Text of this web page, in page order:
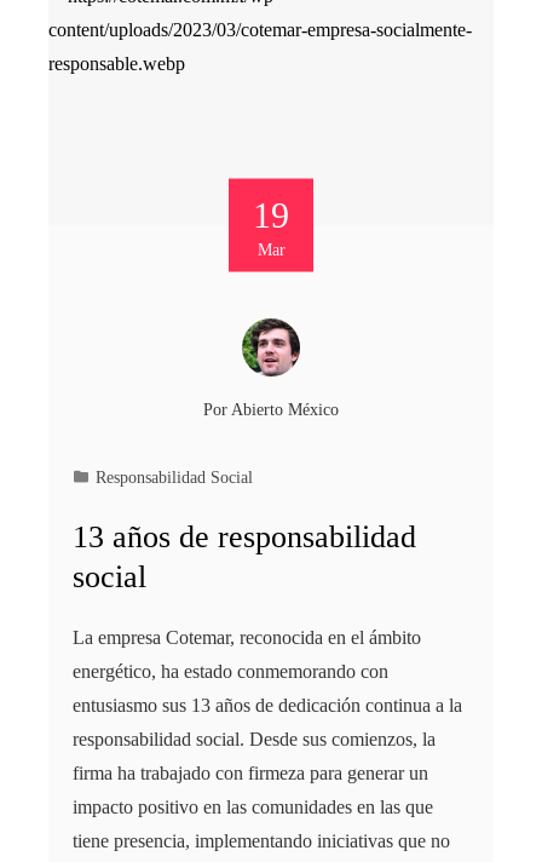
19
Mar
Por Abierto México
Responsabilidad Social
13 años de responsabilidad
social
La empresa Cotemar, reconocida en el ámbito
energético, ha estado conmemorando con
entusiasmo sus 13 años de dedicación continua a la
responsabilidad social. Desde sus comienzos, la
firma ha trabajado con firmeza para generar un
impacto positivo en las comunidades en las que
tiene presencia, implementando iniciativas que no